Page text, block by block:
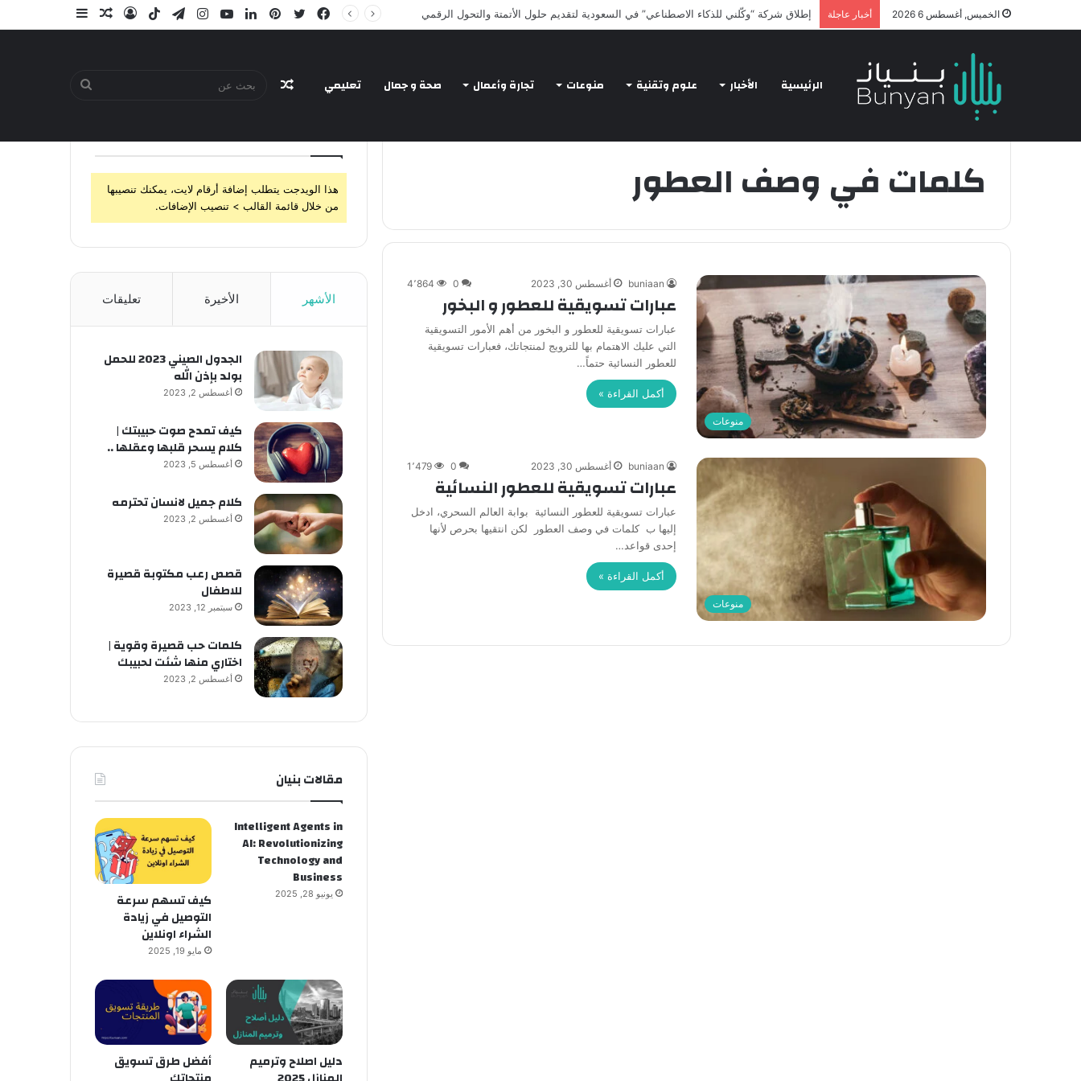
الخميس, أغسطس 6 2026 أخبار عاجلة Intelligent Agents in AI: Revolutionizing Technology and Business
إضافةمقالتسجيل
‫TikTok تيلقرام
انستقراميوتيوبلينكدإن
بينتيريستتويتر
فيسبوك
الرئيسية الأخبار علوم وتقنية منوعات تجارة وأعمال صحة و جمال تعليمي بحث مقال
عشوائي كلمات في وصف العطور
منوعات
buniaan أغسطس 30, 2023 0 4٬864
عبارات تسويقية للعطور و البخور
عبارات تسويقية للعطور و البخور من أهم الأمور التسويقية
التي عليك الاهتمام بها للترويج لمنتجاتك، فعبارات تسويقية
للعطور النسائية حتماً…
أكمل القراءة »
منوعات
buniaan أغسطس 30, 2023 0 1٬479
عبارات تسويقية للعطور النسائية
عبارات تسويقية للعطور النسائية بوابة العالم السحري، ادخل
إليها ب كلمات في وصف العطور لكن انتقيها بحرص لأنها
إحدى قواعد…
أكمل القراءة »
هذا الويدجت يتطلب إضافة أرقام لايت، يمكنك تنصيبها
من خلال قائمة القالب > تنصيب الإضافات.
الأشهر الأخيرة تعليقات
الجدول الصيني 2023 للحمل
بولد بإذن الله
أغسطس 2, 2023
كيف تمدح صوت حبيبتك |
كلام يسحر قلبها وعقلها ..
أغسطس 5, 2023
كلام جميل لانسان تحترمه
أغسطس 2, 2023
قصص رعب مكتوبة قصيرة
للاطفال
سبتمبر 12, 2023
كلمات حب قصيرة وقوية |
اختاري منها شئت لحبيبك
أغسطس 2, 2023
مقالات بنيان
Intelligent Agents in
AI: Revolutionizing
Technology and
Business
يونيو 28, 2025
كيف تسهم سرعة
التوصيل في زيادة
الشراء اونلاين
مايو 19, 2025
دليل اصلاح وترميم
أفضل طرق تسويق